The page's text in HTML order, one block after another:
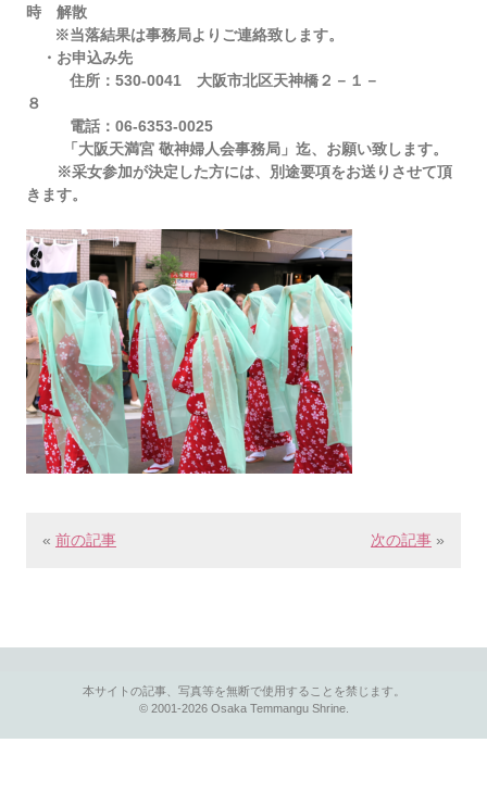
時 解散
※当落結果は事務局よりご連絡致します。
・お申込み先
住所：530-0041 大阪市北区天神橋２－１－
８
電話：06-6353-0025
「大阪天満宮 敬神婦人会事務局」迄、お願い致します。
※采女参加が決定した方には、別途要項をお送りさせて頂
きます。
« 前の記事 次の記事 »
本サイトの記事、写真等を無断で使用することを禁じます。
© 2001-2026 Osaka Temmangu Shrine.